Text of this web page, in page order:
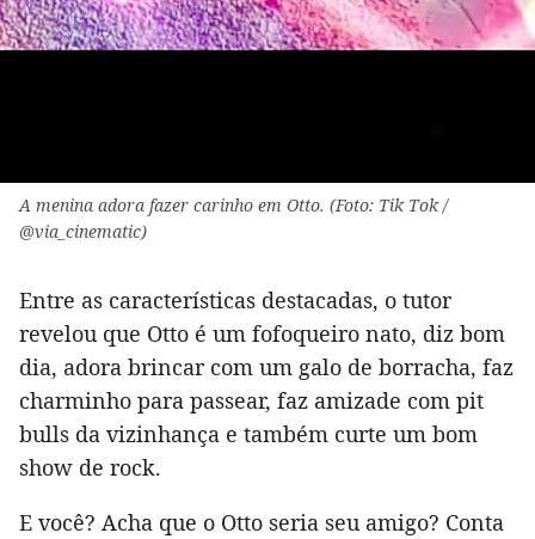
A menina adora fazer carinho em Otto. (Foto: Tik Tok /
@via_cinematic)
Entre as características destacadas, o tutor
revelou que Otto é um fofoqueiro nato, diz bom
dia, adora brincar com um galo de borracha, faz
charminho para passear, faz amizade com pit
bulls da vizinhança e também curte um bom
show de rock.
E você? Acha que o Otto seria seu amigo? Conta